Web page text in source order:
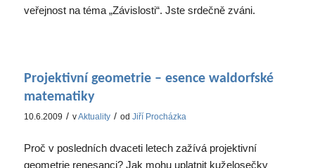
veřejnost na téma „Závislosti“. Jste srdečně zváni.
Projektivní geometrie – esence waldorfské
matematiky
10.6.2009 / vAktuality / od Jiří Procházka
Proč v posledních dvaceti letech zažívá projektivní
geometrie renesanci? Jak mohu uplatnit kuželosečky